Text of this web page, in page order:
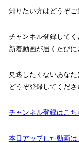
知りたい方はどうぞご
チャンネル登録してく
新着動画が届くたびに
見逃したくないあなた
どうぞ登録してくだ
チャンネル登録はこち
本日アップした動画は